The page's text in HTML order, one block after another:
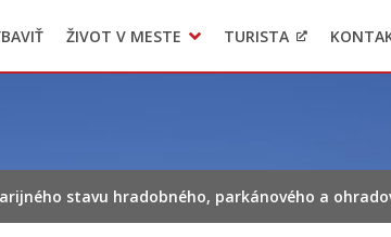
Transparentné mesto
Voľba hlavného kontrolóra mesta Levoča
ŽIVOT V MESTE
LIMKA
TURISTA
stavu hradobného, parkánového a